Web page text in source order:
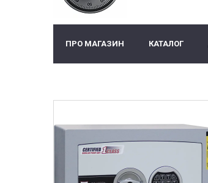
ПРО МАГАЗИН КАТАЛОГ